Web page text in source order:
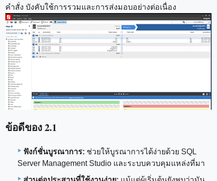
คำสั่ง บังคับใช้การรวมและการส่งมอบอย่างต่อเนื่อง
ข้อดีของ 2.1
ฟังก์ชั่นบูรณาการ: ช่วยให้บูรณาการได้ง่ายด้วย SQL
Server Management Studio และระบบควบคุมแหล่งที่มา